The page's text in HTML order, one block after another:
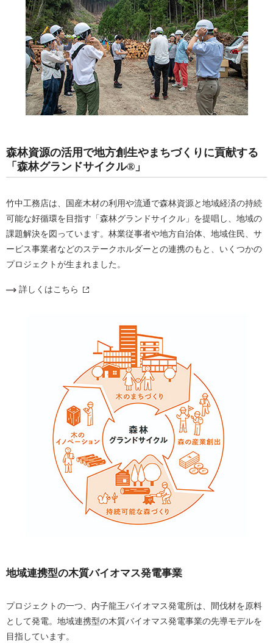
森林資源の活用で地方創生やまちづくりに貢献する
「森林グランドサイクル®」
竹中工務店は、国産木材の利用や流通で森林資源と地域経済の持続
可能な好循環を目指す「森林グランドサイクル」を提唱し、地域の
課題解決を図っています。林業従事者や地方自治体、地域住民、サ
ービス事業者などのステークホルダーとの連携のもと、いくつかの
プロジェクトが生まれました。
詳しくはこちら
地域連携型の木質バイオマス発電事業
プロジェクトの一つ、内子龍王バイオマス発電所は、間伐材を原料
として発電。地域連携型の木質バイオマス発電事業の先導モデルを
目指しています。